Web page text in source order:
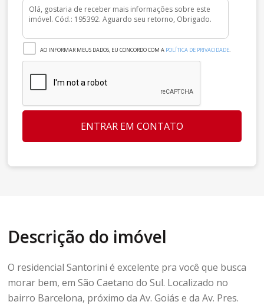
AO INFORMAR MEUS DADOS, EU CONCORDO COM A POLÍTICA DE PRIVACIDADE.
ENTRAR EM CONTATO
Descrição do imóvel
O residencial Santorini é excelente pra você que busca
morar bem, em São Caetano do Sul. Localizado no
bairro Barcelona, próximo da Av. Goiás e da Av. Pres.